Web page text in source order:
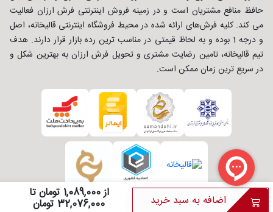
اضافه به سبد خرید از 1,089,000 تومان تا
32,076,000 تومان
حافظ منافع مشتریان است و در زمینه فروش اینترنتی فرش ارزان فعالیت
می کند. کلیه فرش‌های ارائه شده در محیط فروشگاه اینترنتی قالیخانه، اصل
و درجه 1 بوده و به لحاظ قیمتی در مناسب ترین رده بازار قرار دارند. هدف
تیم قالیخانه، تامین رضایت مشتری و تحویل فرش ارزان به بهترین شکل و
در سریع ترین زمان ممکن است.